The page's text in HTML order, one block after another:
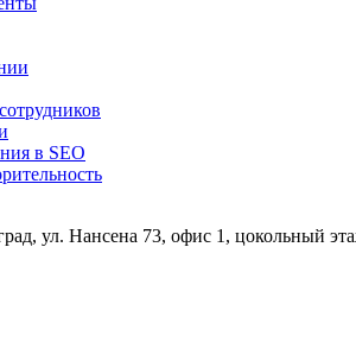
в SEO
ул. Нансена 73, офис 1, цокольный